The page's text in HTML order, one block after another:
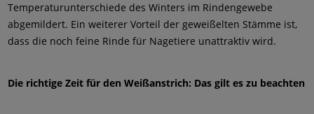
Temperaturunterschiede des Winters im Rindengewebe
abgemildert. Ein weiterer Vorteil der geweißelten Stämme ist,
dass die noch feine Rinde für Nagetiere unattraktiv wird.
Die richtige Zeit für den Weißanstrich: Das gilt es zu beachten